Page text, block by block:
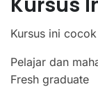
Kursus ini
Pelajar dan
Fresh graduate